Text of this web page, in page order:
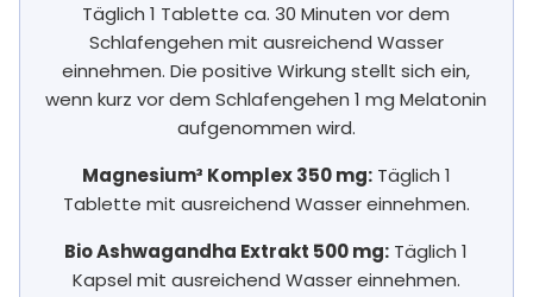
Täglich 1 Tablette ca. 30 Minuten vor dem
Schlafengehen mit ausreichend Wasser
einnehmen. Die positive Wirkung stellt sich ein,
wenn kurz vor dem Schlafengehen 1 mg Melatonin
aufgenommen wird.
Magnesium³ Komplex 350 mg:Täglich 1
Tablette mit ausreichend Wasser einnehmen.
Bio Ashwagandha Extrakt 500 mg: Täglich 1
Kapsel mit ausreichend Wasser einnehmen.